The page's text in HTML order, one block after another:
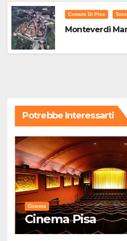
Comuni Di Pisa
Monteverdi
Potrebbe Interessarti
Cinema
Cinema Pisa